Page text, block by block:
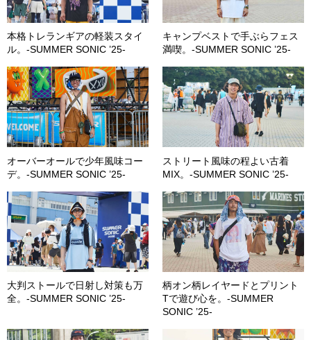
本格トレランギアの軽装スタイ
ル。-SUMMER SONIC ’25-
キャンプベストで手ぶらフェス
満喫。-SUMMER SONIC ’25-
オーバーオールで少年風味コー
デ。-SUMMER SONIC ’25-
ストリート風味の程よい古着
MIX。-SUMMER SONIC ’25-
大判ストールで日射し対策も万
全。-SUMMER SONIC ’25-
柄オン柄レイヤードとプリント
Tで遊び心を。-SUMMER
SONIC ’25-